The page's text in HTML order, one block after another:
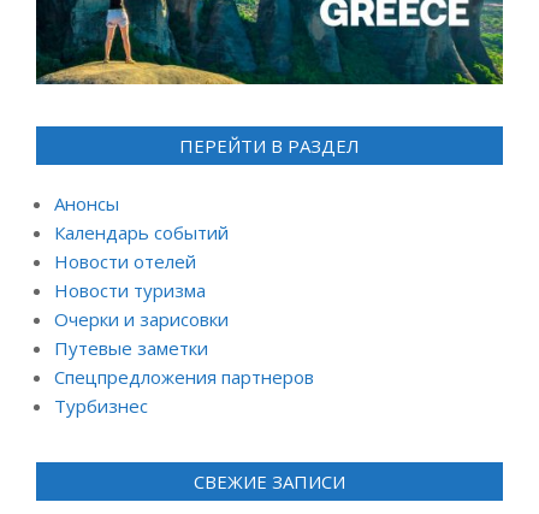
ПЕРЕЙТИ В РАЗДЕЛ
Анонсы
Календарь событий
Новости отелей
Новости туризма
Очерки и зарисовки
Путевые заметки
Спецпредложения партнеров
Турбизнес
СВЕЖИЕ ЗАПИСИ